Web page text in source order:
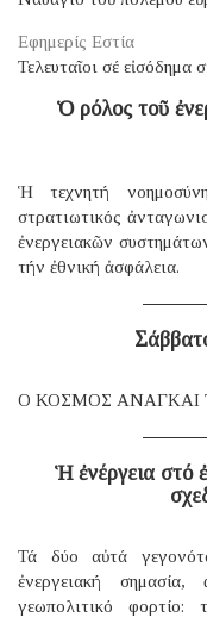
Εφημερίς Εστία
Τελευταῖοι σέ εἰσόδημα
Ὁ ρόλος τοῦ
Ἡ τεχνητή
στρατιωτικός
ἐνεργειακῶν
τήν ἐθνική ἀσφάλεια.
Ο ΚΟΣΜΟΣ ΑΝΑΓΚΑΙ
Ἡ ἐνέργεια στό
Τά δύο αὐτά
ἐνεργειακή
γεωπολιτικό